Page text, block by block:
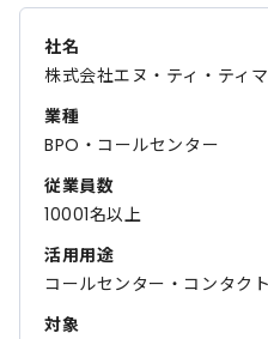
社名
株式会社エヌ・ティ・ティ
業種
BPO・コールセンター
従業員数
10001名以上
活用用途
コールセンター・コンタク
対象